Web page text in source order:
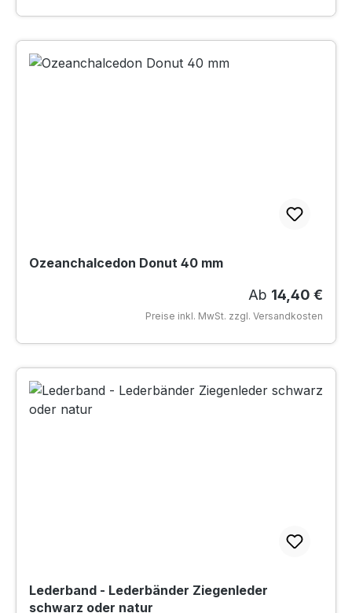
Ozeanchalcedon Donut 40 mm
Regulärer
Ab 14,40 €
Preise inkl. MwSt. zzgl. Versandkosten
Lederband - Lederbänder Ziegenleder
schwarz oder natur